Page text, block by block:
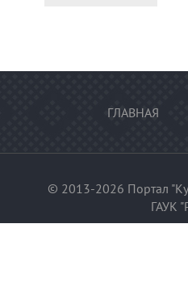
ГЛАВНАЯ
© 2013-2026 Портал
ГАУК